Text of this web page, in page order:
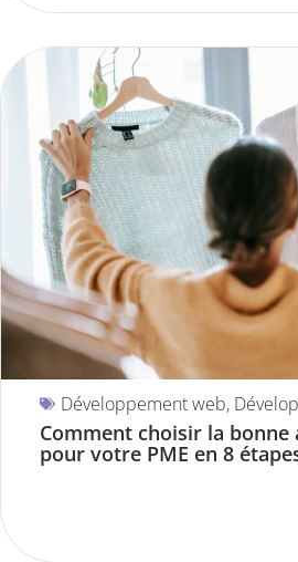
Développement web,
Comment choisir la bonne
pour votre PME en 8